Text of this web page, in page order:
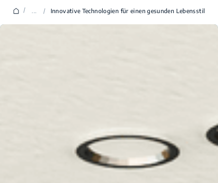
/ ... / Innovative Technologien für einen gesunden Lebensstil